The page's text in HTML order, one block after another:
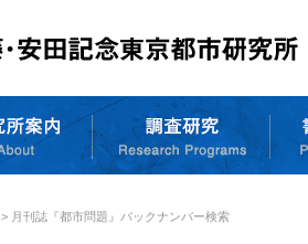
> 月刊誌『都市問題』バックナンバー検索